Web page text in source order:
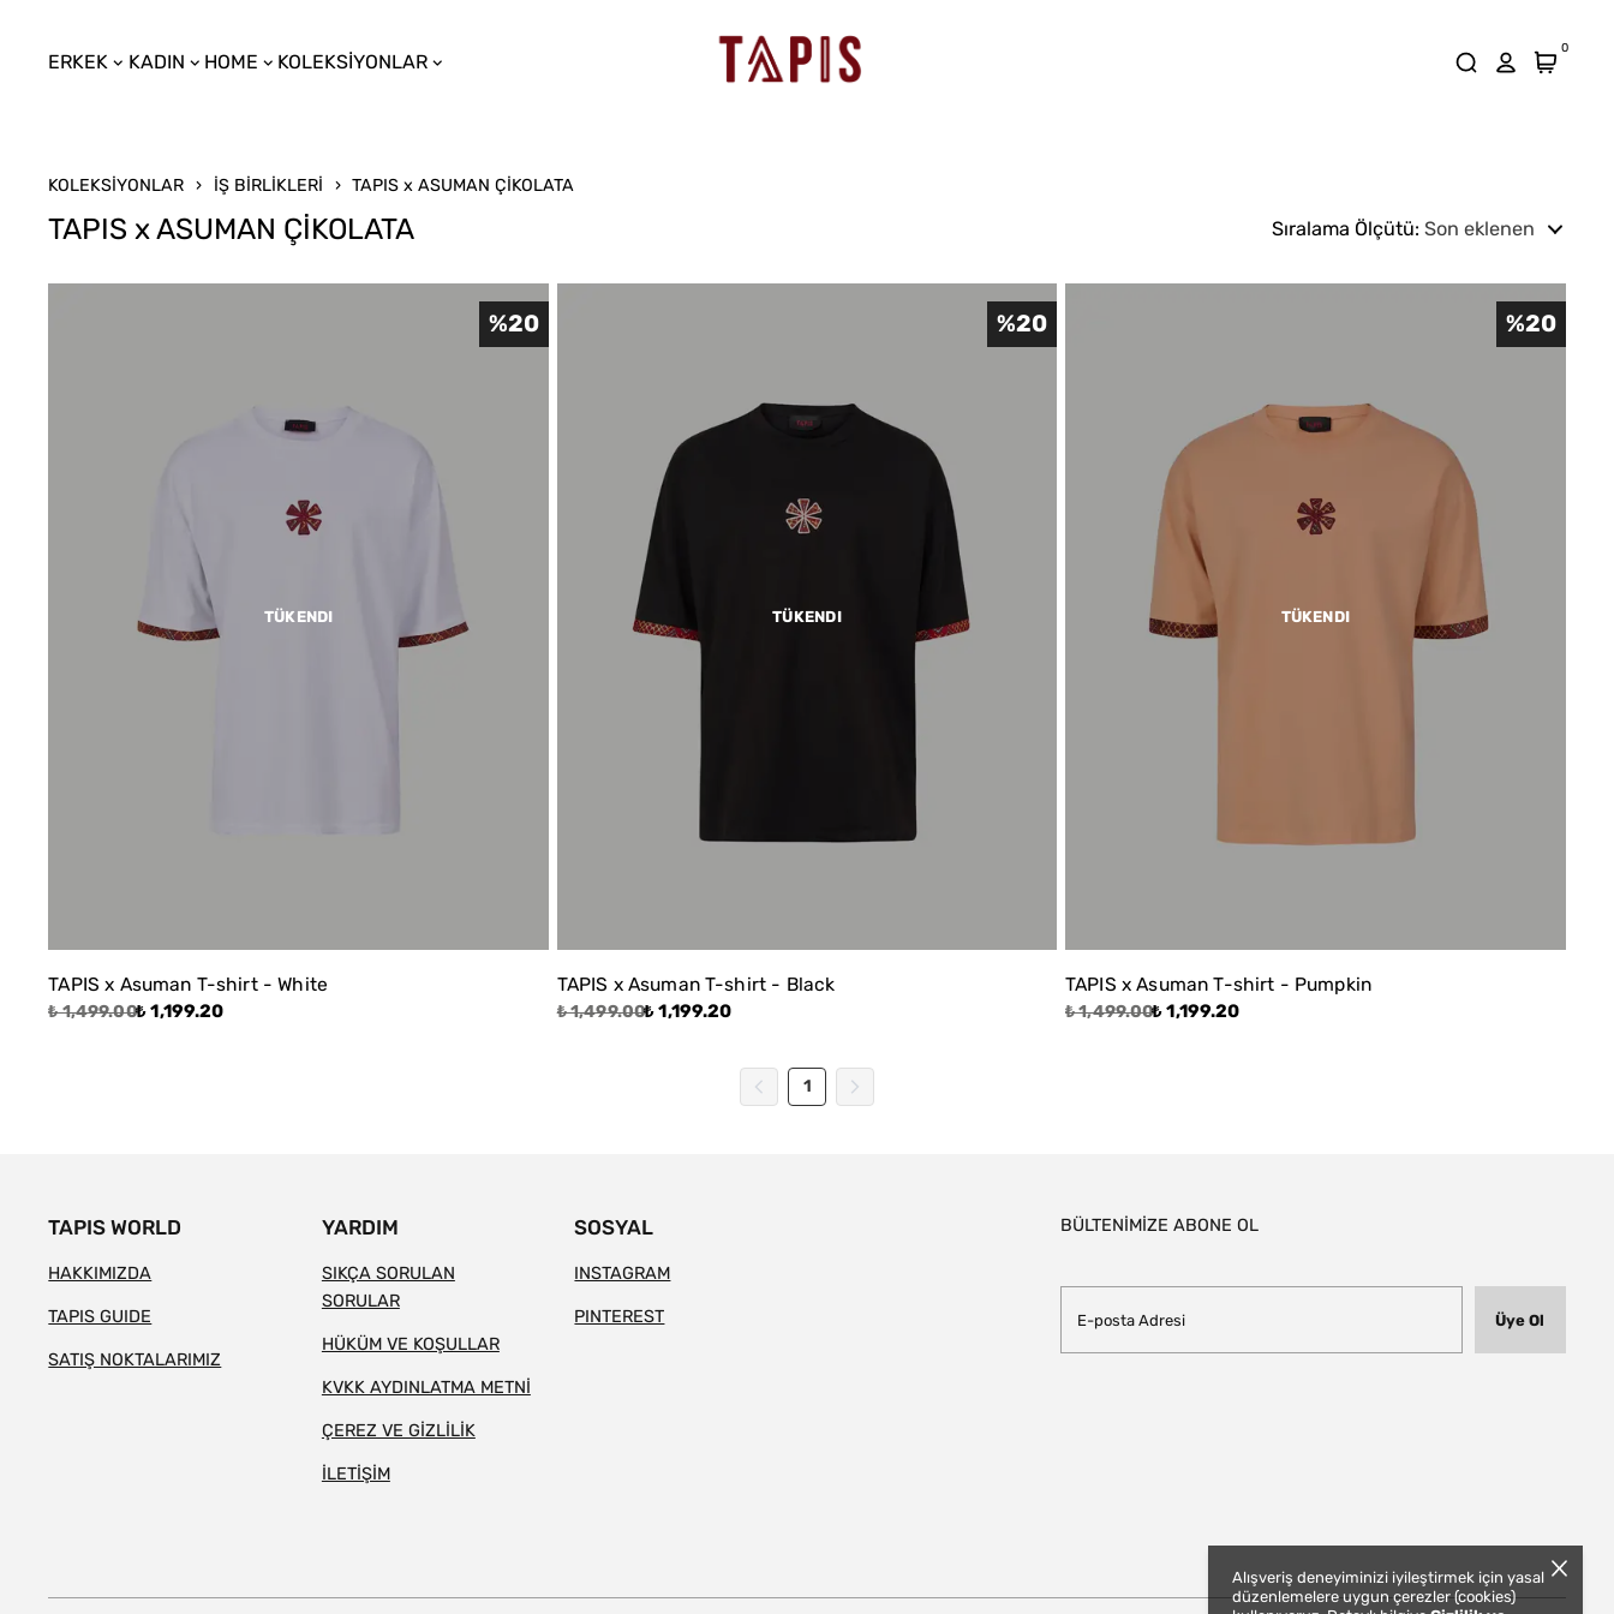
ERKEK KADIN HOME KOLEKSİYONLAR
0
Alışveriş deneyiminizi iyileştirmek için yasal
düzenlemelere uygun çerezler (cookies)
KOLEKSİYONLAR İŞ BİRLİKLERİ TAPIS x ASUMAN ÇİKOLATA
TAPIS x ASUMAN ÇİKOLATA Sıralama Ölçütü: Son eklenen
TÜKENDI
TAPIS x Asuman T-shirt - White
₺ 1,499.00₺ 1,199.20
%20
TÜKENDI
TAPIS x Asuman T-shirt - Black
₺ 1,499.00₺ 1,199.20
%20
TÜKENDI
TAPIS x Asuman T-shirt - Pumpkin
₺ 1,499.00₺ 1,199.20
%20
1
TAPIS WORLD
HAKKIMIZDA
TAPIS GUIDE
SATIŞ NOKTALARIMIZ
YARDIM
SIKÇA SORULAN
SORULAR
HÜKÜM VE KOŞULLAR
KVKK AYDINLATMA METNİ
ÇEREZ VE GİZLİLİK
İLETİŞİM
SOSYAL
INSTAGRAM
PINTEREST
BÜLTENİMİZE ABONE OL
Üye Ol